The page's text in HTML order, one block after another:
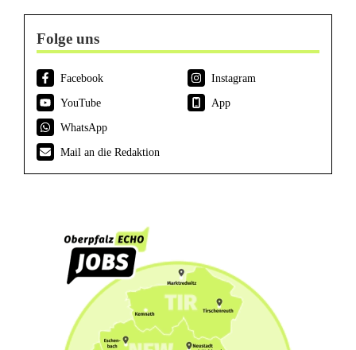
Folge uns
Facebook
Instagram
YouTube
App
WhatsApp
Mail an die Redaktion